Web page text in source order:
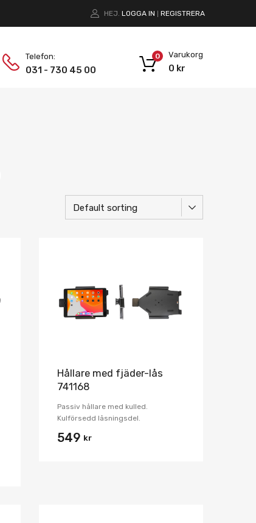
HEJ. LOGGA IN REGISTRERA
Telefon:
031 - 730 45 00
Varukorg
0 kr
0
Hållare med fjäder-lås
741168
Passiv hållare med kulled.
Kulförsedd låsningsdel.
549 kr